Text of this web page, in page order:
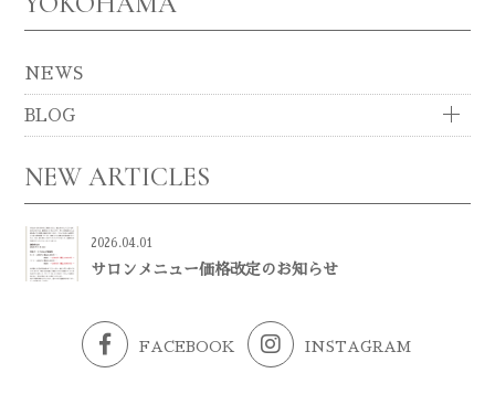
NEWS
BLOG
NEW ARTICLES
2026.04.01
サロンメニュー価格改定のお知らせ
FACEBOOK INSTAGRAM